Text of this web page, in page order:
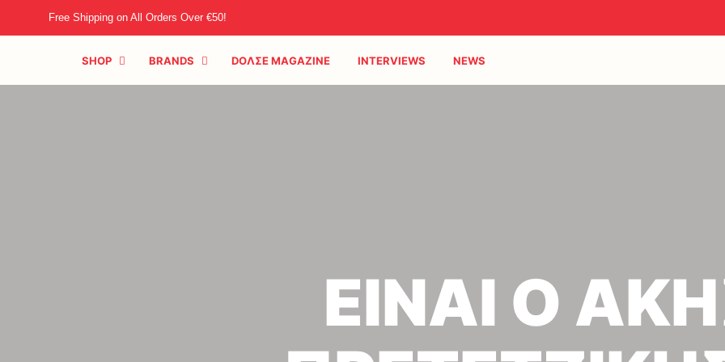
Free Shipping on All Orders Over €50!
SHOP BRANDS DOΛΣE MAGAZINE INTERVIEWS NEWS
ΕΙΝΑΙ Ο